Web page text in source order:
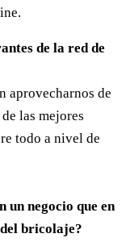
de la red de
aprovecharnos de
las mejores
todo a nivel de
un negocio que en
bricolaje?